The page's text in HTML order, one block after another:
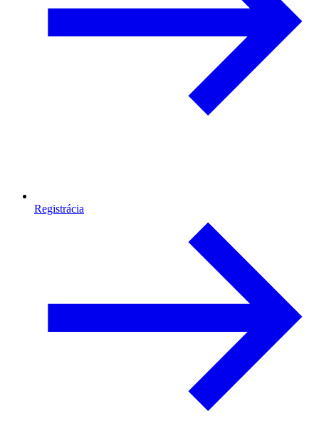
Registrácia